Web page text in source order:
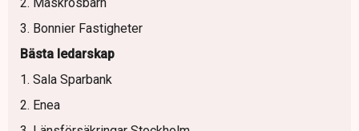
3. Bonnier Fastigheter
Bästa ledarskap
1. Sala Sparbank
2. Enea